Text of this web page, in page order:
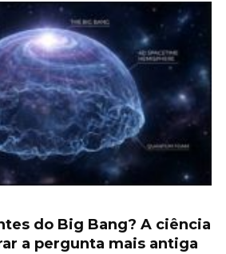
do Big Bang? A ciência
a pergunta mais antiga